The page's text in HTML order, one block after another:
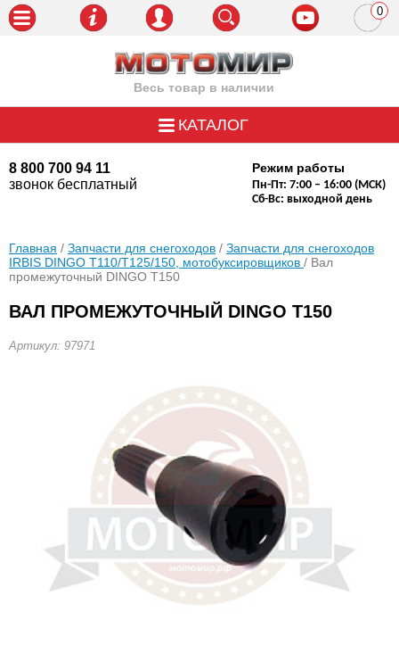
Весь товар в наличии
8 800 700 94 11
звонок бесплатный
Режим работы
Пн-Пт: 7:00 – 16:00 (МСК)
Сб-Вс: выходной день
0
КАТАЛОГ
Главная / Запчасти для снегоходов / Запчасти для снегоходов
IRBIS DINGO Т110/Т125/150, мотобуксировщиков / Вал
промежуточный DINGO Т150
ВАЛ ПРОМЕЖУТОЧНЫЙ DINGO Т150
Артикул: 97971